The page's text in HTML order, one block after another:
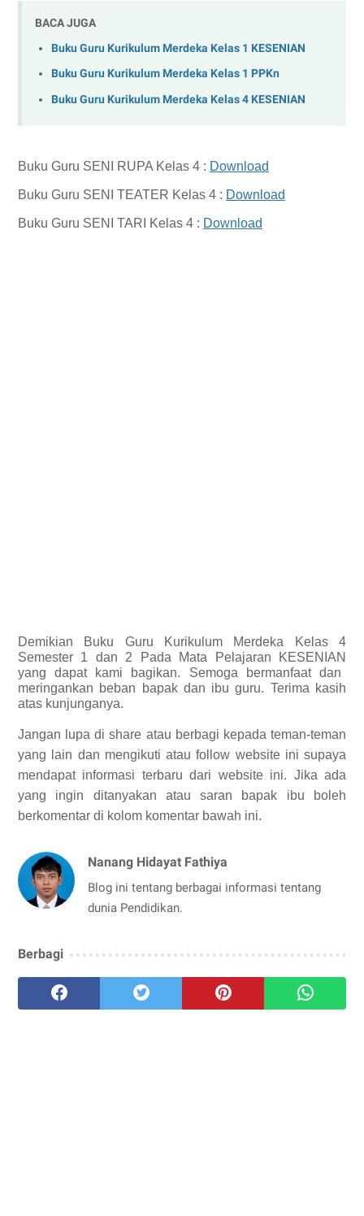
BACA JUGA
Buku Guru Kurikulum Merdeka Kelas 1 KESENIAN
Buku Guru Kurikulum Merdeka Kelas 1 PPKn
Buku Guru Kurikulum Merdeka Kelas 4 KESENIAN
Buku Guru SENI RUPA Kelas 4 : Download
Buku Guru SENI TEATER Kelas 4 : Download
Buku Guru SENI TARI Kelas 4 : Download
Demikian Buku Guru Kurikulum Merdeka Kelas 4
Semester 1 dan 2 Pada Mata Pelajaran KESENIAN
yang dapat kami bagikan. Semoga bermanfaat dan
meringankan beban bapak dan ibu guru. Terima kasih
atas kunjunganya.
Jangan lupa di share atau berbagi kepada teman-teman
yang lain dan mengikuti atau follow website ini supaya
mendapat informasi terbaru dari website ini. Jika ada
yang ingin ditanyakan atau saran bapak ibu boleh
berkomentar di kolom komentar bawah ini.
Nanang Hidayat Fathiya
Blog ini tentang berbagai informasi tentang
dunia Pendidikan.
Berbagi